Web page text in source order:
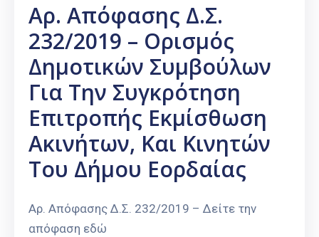
Αρ. Απόφασης Δ.Σ.
232/2019 – Ορισμός
Δημοτικών Συμβούλων
Για Την Συγκρότηση
Επιτροπής Εκμίσθωση
Ακινήτων, Και Κινητών
Του Δήμου Εορδαίας
Αρ. Απόφασης Δ.Σ. 232/2019 – Δείτε την
απόφαση εδώ